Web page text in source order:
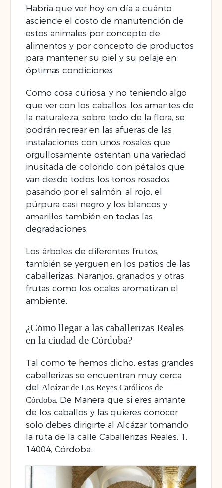
Habría que ver hoy en día a cuánto
asciende el costo de manutención de
estos animales por concepto de
alimentos y por concepto de productos
para mantener su piel y su pelaje en
óptimas condiciones.
Como cosa curiosa, y no teniendo algo
que ver con los caballos, los amantes de
la naturaleza, sobre todo de la flora, se
podrán recrear en las afueras de las
instalaciones con unos rosales que
orgullosamente ostentan una variedad
inusitada de colorido con pétalos que
van desde todos los tonos rosados
pasando por el salmón, al rojo, el
púrpura casi negro y los blancos y
amarillos también en todas las
degradaciones.
Los árboles de diferentes frutos,
también se yerguen en los patios de las
caballerizas. Naranjos, granados y otras
frutas como los ocales aromatizan el
ambiente.
¿Cómo llegar a las caballerizas Reales
en la ciudad de Córdoba?
Tal como te hemos dicho, estas grandes
caballerizas se encuentran muy cerca
delAlcázar de Los Reyes Católicos de
Córdoba. De Manera que si eres amante
de los caballos y las quieres conocer
solo debes dirigirte al Alcázar tomando
la ruta de la calle Caballerizas Reales, 1,
14004, Córdoba.